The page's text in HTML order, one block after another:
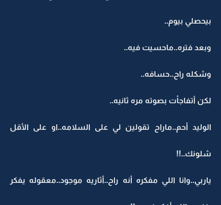
بيحصلي بيوم..
وبعد فتره..ماحسيت فيه..
وشكله راح..حسافه..
لكن أتفاجأت بصوته مره ثانيه..
الوليد أحم..ماراح تقولين لي على السلامه..او على الأقل
شلونك..!!
ياربي..وانا اللي مفكره أنه راح..أثاريه موجود..معقوله يفكر